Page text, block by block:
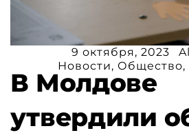
9 октября, 2023
Новости, Общество,
В Молдове
утвердили